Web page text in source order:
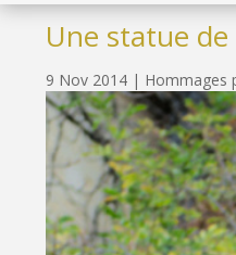
Une statue
9 Nov 2014 | Hommages